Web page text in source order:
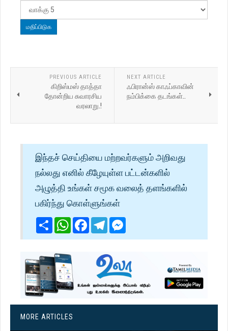
PREVIOUS ARTICLE
கிறிஸ்மஸ் தாத்தா
தோன்றிய சுவாரசிய
வரலாறு.!
NEXT ARTICLE
ஃபிரான்ஸ் காஃப்காவின்
நம்பிக்கை தடங்கள்..
இந்தச் செய்தியை மற்றவர்களும் அறிவது
நல்லது எனில் கீழேயுள்ள பட்டன்களில்
அழுத்தி உங்கள் சமூக வலைத் தளங்களில்
பகிர்ந்து கொள்ளுங்கள்
ShareWhatsApp
Facebook
Telegram
MORE ARTICLES